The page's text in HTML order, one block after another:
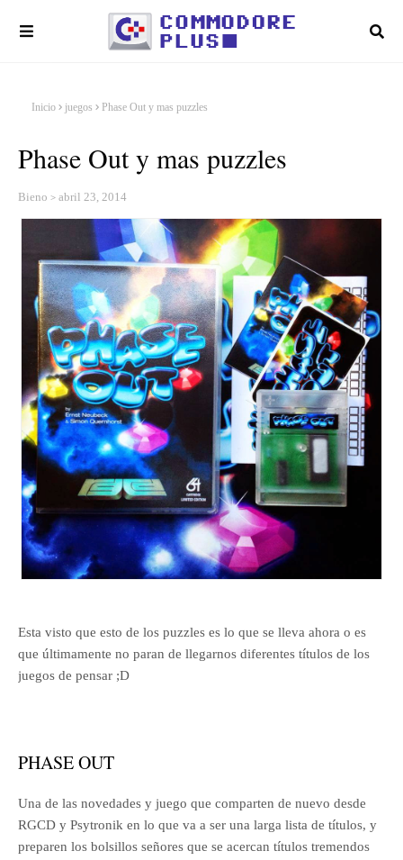
Inicio juegos Phase Out y mas puzzles
Phase Out y mas puzzles
Bieno abril 23, 2014
Esta visto que esto de los puzzles es lo que se lleva ahora o es
que últimamente no paran de llegarnos diferentes títulos de los
juegos de pensar ;D
PHASE OUT
Una de las novedades y juego que comparten de nuevo desde
RGCD y Psytronik en lo que va a ser una larga lista de títulos, y
preparen los bolsillos señores que se acercan títulos tremendos